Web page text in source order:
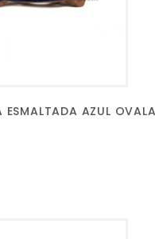
ESMALTADA AZUL